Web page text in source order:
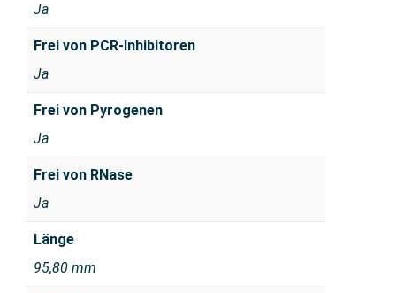
Ja
Frei von PCR-Inhibitoren
Ja
Frei von Pyrogenen
Ja
Frei von RNase
Ja
Länge
95,80 mm